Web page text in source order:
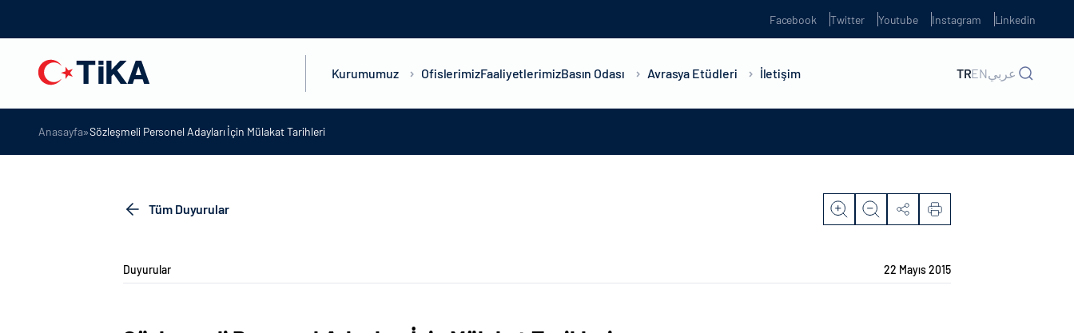
Facebook Twitter Youtube Instagram Linkedin
Kurumumuz OfislerimizFaaliyetlerimizBasın Odası Avrasya Etüdleri İletişim TRENعربي
Anasayfa»Sözleşmeli Personel Adayları İçin Mülakat Tarihleri
Tüm Duyurular
Duyurular 22 Mayıs 2015